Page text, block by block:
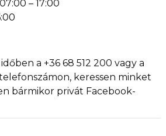
– 17:00
a +36 68 512 200 vagy a
keressen minket
bármikor privát Facebook-